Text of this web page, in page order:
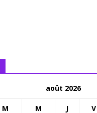
août 2026
M M J V